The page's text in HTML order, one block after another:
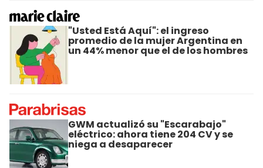
"Usted Está Aquí": el ingreso
promedio de la mujer Argentina en
un 44% menor que el de los hombres
GWM actualizó su "Escarabajo"
eléctrico: ahora tiene 204 CV y se
niega a desaparecer